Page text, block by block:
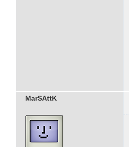
MarSAttK